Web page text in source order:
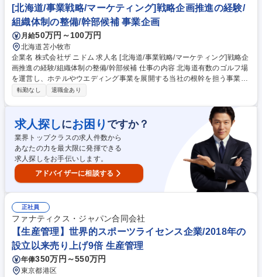
方向性、プロモーション戦略の立案、活動プラン策定及び実行 等 ※日本
国内各拠点への出張あり。また長期（2週間程度）出張が発生する可能性
もございます。 募集職種 【販売戦略企画】プロスポーツチームのグッズ
販売を一気通貫でリード
[北海道/事業戦略/マーケティング]戦略企画推進の経験/
組織体制の整備/幹部候補 事業企画
月給50万円～100万円
北海道苫小牧市
企業名 株式会社ザ ニドム 求人名 [北海道/事業戦略/マーケティング]戦略企
画推進の経験/組織体制の整備/幹部候補 仕事の内容 北海道有数のゴルフ場
を運営し、ホテルやウエディング事業を展開する当社の根幹を担う事業戦
略・マーケティングなどをお任せします。経営者と密に連携を取り、組織
業の中長期的な成長戦略の立案、組織体制の整備など) ■マーケティング・
プロモーション(集客施策の企画・実施、デジタルマーケティング、顧客
データ分析に基づくターゲティングとキャンペーン設計) ■サービス・商品
企画(宿泊プラン、ウエディングプランの開発・改善) ■関係各所との連携
(現場スタッフや外部パートナーとの連携・調整、チームマネジメントや
プロジェクト進行管理) 募集職種 [北海道/事業戦略/マーケティング]戦略企
画推進の経験/組織体制の整備/幹部候補
転勤なし 退職金あり
求人探しにお困り ですか？
業界トップクラスの求人件数から
あなたの力を最大限に発揮できる
求人探しをお手伝いします。
アドバイザーに相談する
正社員
ファナティクス・ジャパン合同会社
【生産管理】世界的スポーツライセンス企業/2018年の
設立以来売り上げ9倍 生産管理
年俸350万円～550万円
東京都港区